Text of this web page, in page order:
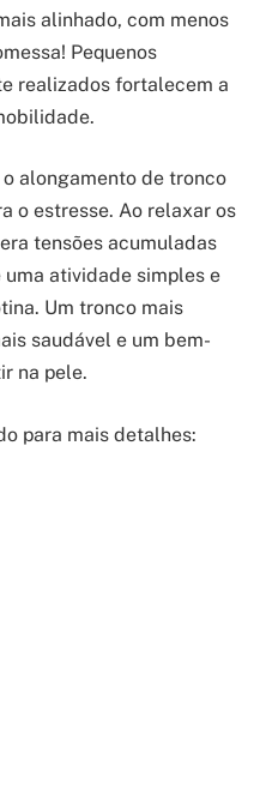
alinhado, com menos
Pequenos
realizados fortalecem a
alongamento de tronco
o estresse. Ao relaxar os
tensões acumuladas
atividade simples e
Um tronco mais
saudável e um bem-
na pele.
para mais detalhes: